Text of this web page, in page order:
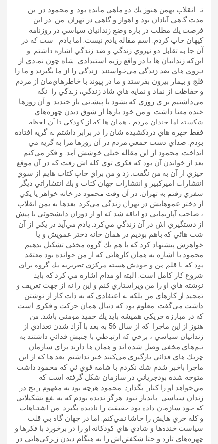
تا انقلاب بهمن هنوز يك دو ماهي مانده بود. و محمود در اين
مدت گاهي آبادان بود و اهواز و گاهي در تهران. من در اين
فرصت يك مطلب در باره وضع زندانيان سياسي در روزنامه
كيهان چاپ كردم. اسم مقاله يادم نيست. اما يادم است كه در
آن جا به تقابل دو نيروي زندگي و ضد زندگي اشاره داشتم. و
اين‌كه زندانبان ها يا در واقع رژيم استبدادي شاه چون نمادي از
نيروي هاي ضد زندگي مي‌خواستند زندگي را از ما بگيرند و ما را
فلج و بيمار بيرون بفرستد و ما در پيوند با خاطرهاي‌مان از مردم
و حفاظت از نماد و نمايه هاي شاد زندگي، زندگي را نگه
مي‌داشتيم براي روزي كه بشود با پيشاني باز خنديد. و آن روزها
خنده معنا داشت. و من خود بارها از شوق ديدن چهره‌هاي
شكسته اما خندان مردم ، همان ها كه از كودكي تا آن لحظه
فقط چهره هاي دردكشيده شان را در برابر داشتم به گريه افتاده
بودم. صداي دست جمعي مردم در آن روزها مرا به گريه مي
انداخت. محمود از اين مقاله خيلي خوشش آمد. و فكر مي‌كنم
بعد از خواندن آن بود كه فكري توي كله اش رفت كه در آن موقع
چيزي از آن به من نگفت. زد و من براي چاپ كتاب هايم از سوي
انتشارات اميركبير و انتشارات جهان كتاب و يك انتشاراتي ديگر
سفري رفتم به تهران. در آن وقت محمود در خانه خواهر يا يكي
از دختر عموهايش در تهران زندگي مي‌كرد. بعدها به يمن انقلاب
، صاحب آپارتماني دو اتاقه شد كه او از دوران دانشجوئي تا پيش
از دستگيري اش در آن زندگي مي‌كرد. يادم مي‌آيد در يكي از آن
شب هائي كه باهم بوديم در همان خانه دختر عمويش و يا
خواهرش پيشنهاد كرد كه با هم يك گروه مخفي تشكيل بدهيم.
محمود با اشاره به همان كارهائي كه از من خوانده بود معتقد
بود كه با قلم من و خودش هسته مركزي تحريريه يك گروه براي
شروع كار كامل است. ‌البته او مدام اشاره مي كرد كه بايد
نوشته هاي او را من ويراستاري كنم و اين را نه از جهت تعريف و
تمجيد از كارهاي من بلكه به اعتقادي كه به ذات كار از نوشتن
داشت مي‌گفت. معلوم بود كه دنبال همان حركت و فكري است
كه در مبارزه چريكي هميشه بايد يك حميد مومني باشد. من
هنوز از اين ماجرا كه از سال 56 به بعد با آزاد شدن تعدادي از
زندانيان سياسي ، برخي كه ارتباطي با جنبش فدائي داشتند به
تيم‌هاي مخفي وصل شده اند و همان ها دارند براي سازمان
چريك هاي فدائي يارگيري مي‌كنند خبر نداشتم. بعد ها كه از اين
ماجرا باخبر شدم شك نكردم با شامه قوي ئي كه محمود داشت
متوجه شده بودجرياني در سازمان شكل گرفته است كه
مي‌خواهد او را كنار بگذارد. محمود هرچه بود به مفهوم رايج در
زندان سياسي باندباز نبود. هرگز نديده بودم كه به نفع تشكيلاتي
كه خود سازمان داده بود حقيقت را ناديده بگيرد. من اشتباهات
و كله خري هايش را حاشا نمي‌كنم. اما در جهان گاه بي قلب
سياست خنده‌ها و شادي هاي كودكانه او را در برخورد با فكرها و
چهره‌هاي تازه و حتا شكفتن‌اش را به هنگام ديدن زيركي‌هائي در